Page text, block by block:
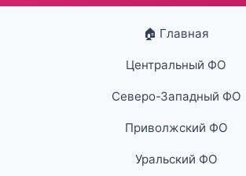
🏠 Главная
Центральный ФО
Северо-Западный ФО
Приволжский ФО
Уральский ФО